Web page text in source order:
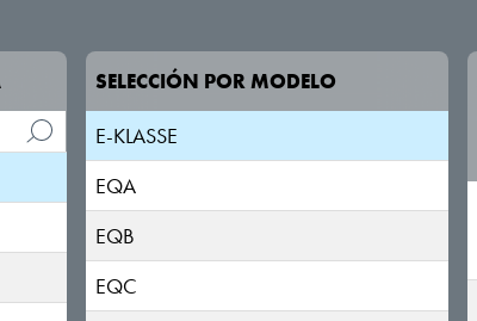
SELECCIÓN POR MODELO
CLS
E-KLASSE
EQA
EQB
EQC